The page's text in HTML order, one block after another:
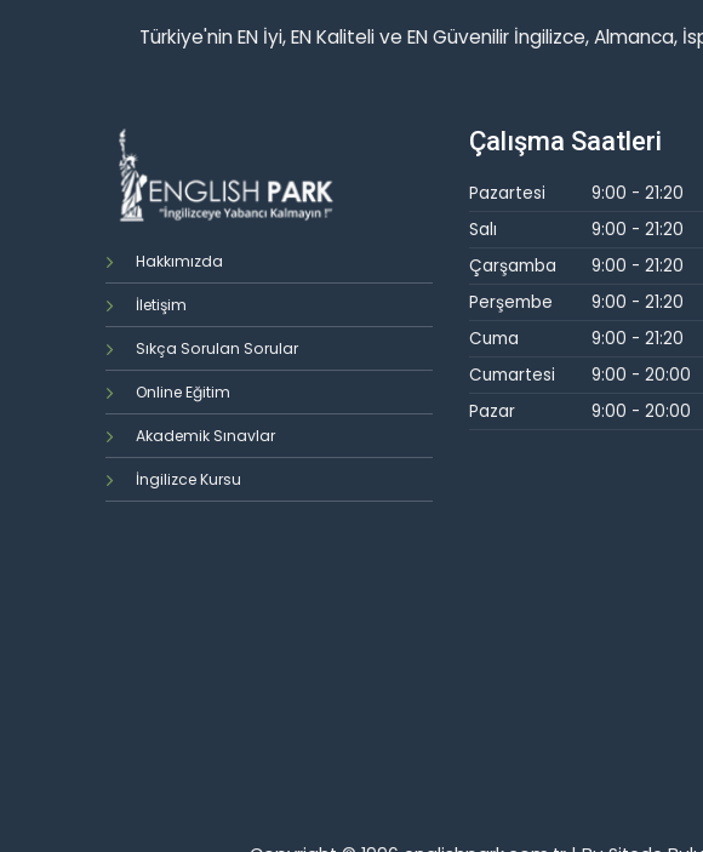
Türkiye'nin EN İyi, EN Kaliteli ve EN Güvenilir İngilizce,
Hakkımızda
İletişim
Sıkça Sorulan Sorular
Online Eğitim
Akademik Sınavlar
İngilizce Kursu
Çalışma Saatleri
Pazartesi
9:00 - 21:20
Salı
9:00 - 21:20
Çarşamba
9:00 - 21:20
Perşembe
9:00 - 21:20
Cuma
9:00 - 21:20
Cumartesi
9:00 - 20:00
Pazar
9:00 - 20:00